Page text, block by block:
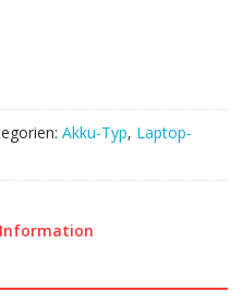
Akku-Typ, Laptop-